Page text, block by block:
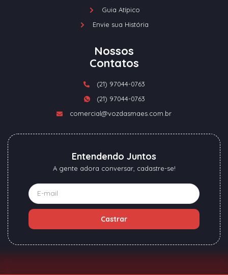
Guia Atípico
Envie sua História
Nossos
Contatos
(21) 97044-0763
(21) 97044-0763
comercial@vozdasmaes.com.br
Entendendo Juntos
A gente adora conversar, cadastre-se!
Castrar